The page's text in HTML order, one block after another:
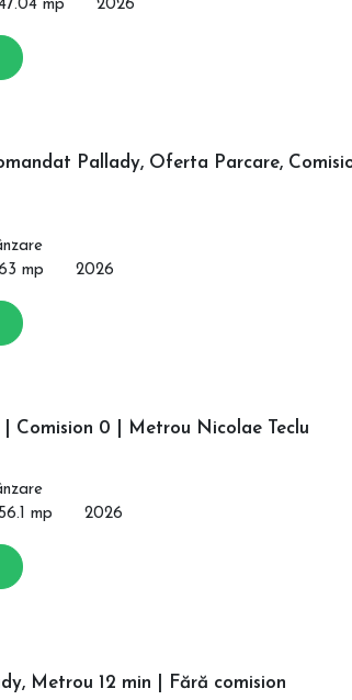
mp 2026
Pallady, Oferta Parcare,
mp 2026
| Comision 0 | Metrou Nicolae Teclu
56.1 mp 2026
Metrou 12 min | Fără comision